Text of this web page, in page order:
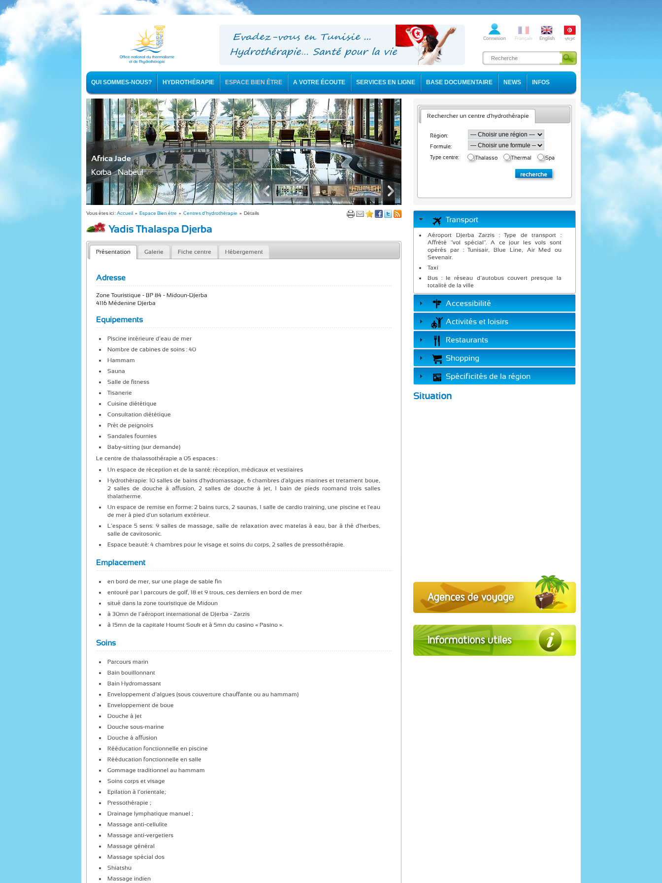
QUI SOMMES-NOUS? HYDROTHÉRAPIE ESPACE BIEN ÊTRE A VOTRE ÉCOUTE SERVICES EN LIGNE BASE DOCUMENTAIRE NEWS INFOS
Africa Jade
Korba - Nabeul
Rechercher un centre d'hydrothérapie
Région:
Formule:
Type centre:
Thalasso Thermal Spa
Transport
Aéroport Djerba Zarzis : Type de transport :
Affrété "vol spécial". A ce jour les vols sont
opérés par : Tunisair, Blue Line, Air Med ou
Sevenair.
Taxi
Bus : le réseau d’autobus couvert presque la
totalité de la ville
Accessibilité
Activités et loisirs
Restaurants
Shopping
Spécificités de la région
Situation
Vous êtes ici :Accueil » Espace Bien être » Centres d'hydrothérapie » Détails
Yadis Thalaspa Djerba
Présentation Galerie Fiche centre Hébergement
Adresse
Zone Touristique - BP 84 - Midoun-Djerba
4116 Médenine Djerba
Equipements
Piscine intérieure d’eau de mer
Nombre de cabines de soins : 40
Hammam
Sauna
Salle de fitness
Tisanerie
Cuisine diététique
Consultation diététique
Prêt de peignoirs
Sandales fournies
Baby-sitting (sur demande)
Le centre de thalassothérapie a 05 espaces :
Un espace de réception et de la santé: réception, médicaux et vestiaires
Hydrothérapie: 10 salles de bains d'hydromassage, 6 chambres d'algues marines et tretament boue,
2 salles de douche à affusion, 2 salles de douche à jet, 1 bain de pieds roomand trois salles
thalatherme.
Un espace de remise en forme: 2 bains turcs, 2 saunas, 1 salle de cardio training, une piscine et l'eau
de mer à pied d'un solarium extérieur.
L’espace 5 sens: 9 salles de massage, salle de relaxation avec matelas à eau, bar à thé d'herbes,
salle de cavitosonic.
Espace beauté: 4 chambres pour le visage et soins du corps, 2 salles de pressothérapie.
Emplacement
en bord de mer, sur une plage de sable fin
entouré par 1 parcours de golf, 18 et 9 trous, ces derniers en bord de mer
situé dans la zone touristique de Midoun
à 30mn de l’aéroport international de Djerba - Zarzis
à 15mn de la capitale Houmt Souk et à 5mn du casino « Pasino ».
Soins
Parcours marin
Bain bouillonnant
Bain Hydromassant
Enveloppement d’algues (sous couverture chauffante ou au hammam)
Enveloppement de boue
Douche à jet
Douche sous-marine
Douche à affusion
Rééducation fonctionnelle en piscine
Rééducation fonctionnelle en salle
Gommage traditionnel au hammam
Soins corps et visage
Epilation à l’orientale;
Pressothérapie ;
Drainage lymphatique manuel ;
Massage anti-cellulite
Massage anti-vergetiers
Massage général
Massage spécial dos
Shiatshu
Massage indien